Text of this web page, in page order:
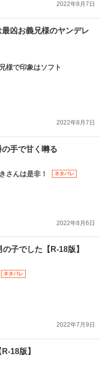
2022年8月7日
凶お義兄様のヤンデレ
様で印象はソフト
2022年8月7日
手で甘く囀る
さんは是非！
ネタバレ
2022年8月6日
子でした【R-18版】
ネタバレ
2022年7月9日
18版】